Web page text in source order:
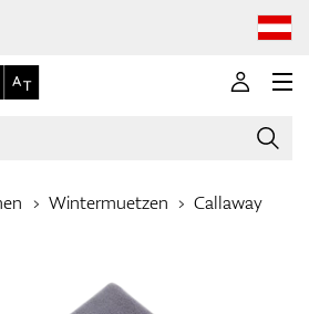
Wintermuetzen Callaway